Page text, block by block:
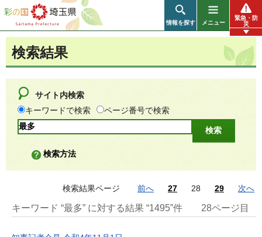
彩の国 埼玉県
情報を探す メニュー
緊急・防
災
検索結果
サイト内検索
キーワードで検索
ページ番号で検索
検索方法
検索結果ページ 前へ 27 28 29 次へ
キーワード “最多” に対する結果 “1495”件 28ページ目